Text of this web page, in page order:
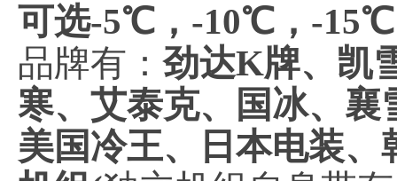
可选-5℃，-10℃，-
品牌有：劲达K牌、凯
寒、艾泰克、国冰、襄
美国冷王、日本电装、